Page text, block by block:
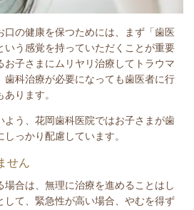
口の健康を保つためには、まず「歯医
いう感覚を持っていただくことが重要
お子さまにムリヤリ治療してトラウマ
歯科治療が必要になっても歯医者に行
ります。
よう、花岡歯科医院ではお子さまが歯
っかり配慮しています。
せん
場合は、無理に治療を進めることはし
して、緊急性が高い場合、やむを得ず